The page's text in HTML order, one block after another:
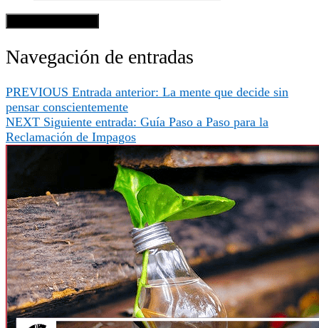
Navegación de entradas
PREVIOUS Entrada anterior: La mente que decide sin
pensar conscientemente
NEXT Siguiente entrada: Guía Paso a Paso para la
Reclamación de Impagos